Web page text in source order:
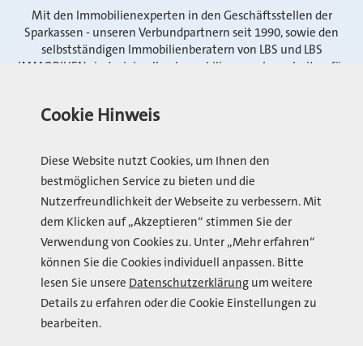
Cookie Hinweis
Diese Website nutzt Cookies, um Ihnen den
bestmöglichen Service zu bieten und die
Nutzerfreundlichkeit der Webseite zu verbessern. Mit
dem Klicken auf „Akzeptieren“ stimmen Sie der
Verwendung von Cookies zu. Unter „Mehr erfahren“
können Sie die Cookies individuell anpassen. Bitte
lesen Sie unsere Datenschutzerklärung um weitere
Details zu erfahren oder die Cookie Einstellungen zu
bearbeiten.
Mit den Immobilienexperten in den Geschäftsstellen der
Sparkassen - unseren Verbundpartnern seit 1990, sowie den
selbstständigen Immobilienberatern von LBS und LBS
IMMOBILIEN sind wir in allen Immobilienangelegenheiten für
Die LBS IMMOBILIEN GMBH ist Teil der Sparkassen-
Finanzgruppe und Ihr kompetenter Partner für den Kauf und
Verkauf von Immobilien in Brandenburg, Mecklenburg-
Vorpommern, Sachsen, Sachsen-Anhalt und Berlin Ost.
Zur Website